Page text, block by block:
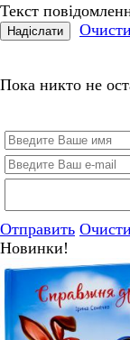
Текст
Надіслати
Пока никто не
Отправить
Новинки!